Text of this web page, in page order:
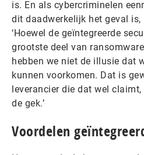
is. En als cybercriminelen
dit daadwerkelijk het geval is,
‘Hoewel de geïntegreerde
grootste deel van
hebben we niet de illusie dat
kunnen voorkomen. Dat is
leverancier die dat wel
de gek.’
Voordelen